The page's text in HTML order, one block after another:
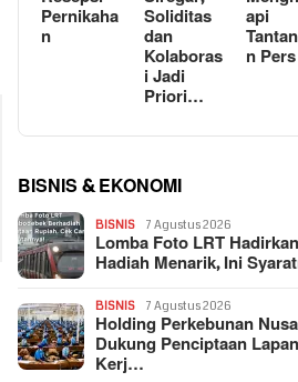
Pernikaha
n
Soliditas
dan
Kolaboras
i Jadi
Priori…
api
n Pers
BISNIS & EKONOMI
BISNIS 7 Agustus 2026
Lomba Foto LRT Hadirkan
Hadiah Menarik, Ini
BISNIS 7 Agustus 2026
Holding Perkebunan
Dukung Penciptaan
Kerj…